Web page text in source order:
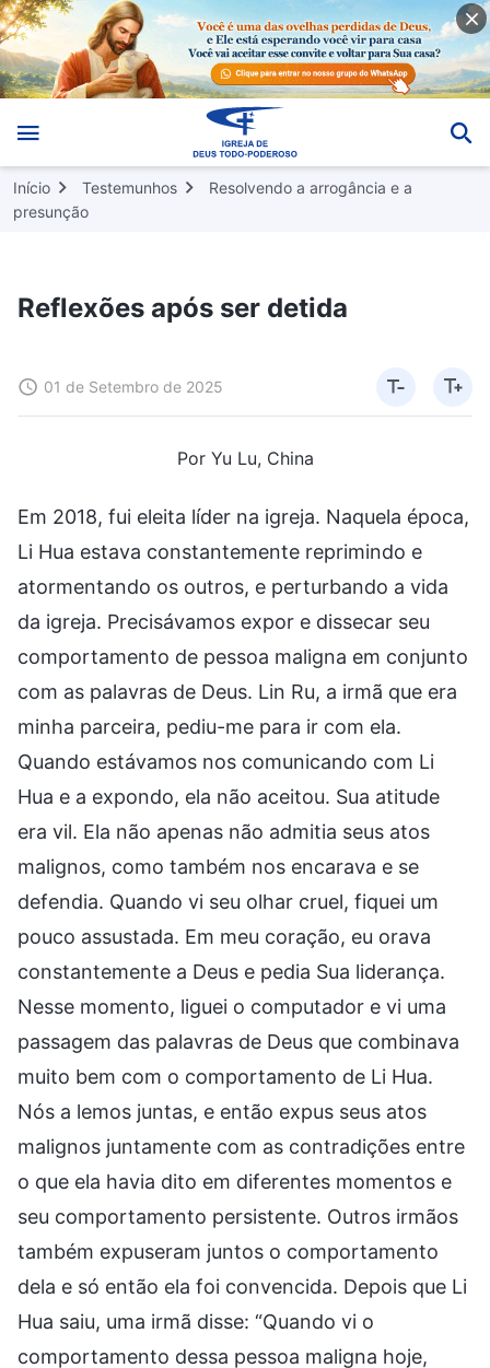
Início Testemunhos
Resolvendo a arrogância e a
presunção
Reflexões após ser detida
01 de Setembro de 2025
Por Yu Lu, China
Em 2018, fui eleita líder na igreja. Naquela época,
Li Hua estava constantemente reprimindo e
atormentando os outros, e perturbando a vida
da igreja. Precisávamos expor e dissecar seu
comportamento de pessoa maligna em conjunto
com as palavras de Deus. Lin Ru, a irmã que era
minha parceira, pediu-me para ir com ela.
Quando estávamos nos comunicando com Li
Hua e a expondo, ela não aceitou. Sua atitude
era vil. Ela não apenas não admitia seus atos
malignos, como também nos encarava e se
defendia. Quando vi seu olhar cruel, fiquei um
pouco assustada. Em meu coração, eu orava
constantemente a Deus e pedia Sua liderança.
Nesse momento, liguei o computador e vi uma
passagem das palavras de Deus que combinava
muito bem com o comportamento de Li Hua.
Nós a lemos juntas, e então expus seus atos
malignos juntamente com as contradições entre
o que ela havia dito em diferentes momentos e
seu comportamento persistente. Outros irmãos
também expuseram juntos o comportamento
dela e só então ela foi convencida. Depois que Li
Hua saiu, uma irmã disse: “Quando vi o
comportamento dessa pessoa maligna hoje,